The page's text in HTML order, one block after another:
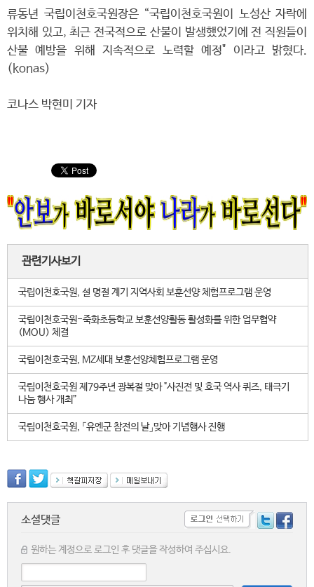
류동년 국립이천호국원장은 “국립이천호국원이 노성산 자락에
위치해 있고, 최근 전국적으로 산불이 발생했었기에 전 직원들이
산불 예방을 위해 지속적으로 노력할 예정" 이라고 밝혔다.
(konas)
코나스 박현미 기자
관련기사보기
국립이천호국원, 설 명절 계기 지역사회 보훈선양 체험프로그램 운영
국립이천호국원-죽화초등학교 보훈선양활동 활성화를 위한 업무협약
(MOU) 체결
국립이천호국원, MZ세대 보훈선양체험프로그램 운영
국립이천호국원 제79주년 광복절 맞아 "사진전 및 호국 역사 퀴즈, 태극기
나눔 행사 개최”
국립이천호국원, 「유엔군 참전의 날」맞아 기념행사 진행
소셜댓글
원하는 계정으로 로그인 후 댓글을 작성하여 주십시요.